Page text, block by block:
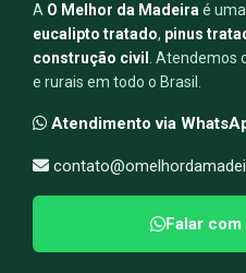
A O Melhor da Madeira é
eucalipto tratado, pinus
construção civil
. Atendemos
e rurais em todo o Brasil.
Atendimento via
Falar